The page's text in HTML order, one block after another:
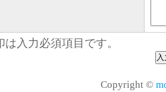
は入力必須項目です。
Copyright ©